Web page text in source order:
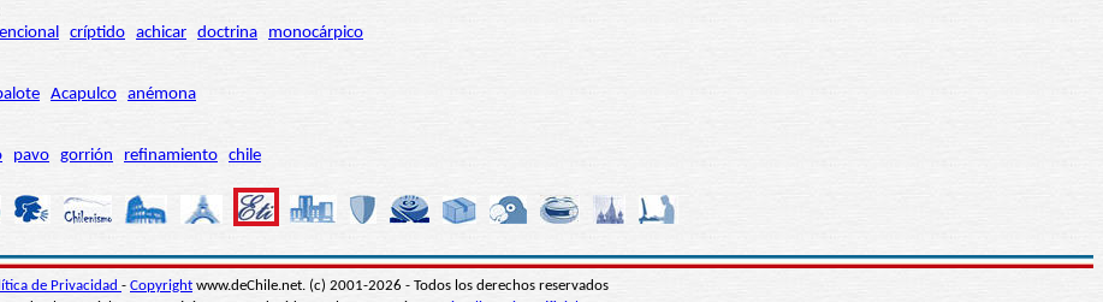
críptido achicar doctrina monocárpico
Acapulco anémona
pavo gorrión refinamiento chile
de Privacidad - Copyright www.deChile.net. (c) 2001-2026 - Todos los derechos reservados